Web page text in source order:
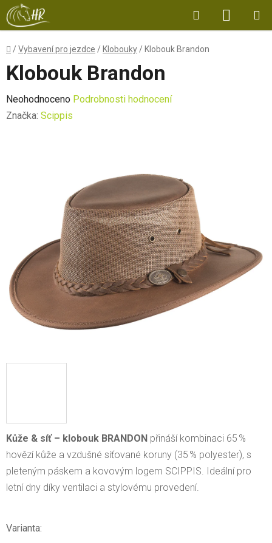
Přejít
na
obsah
Hledat
KOŠÍK
Domů
/Vybavení pro jezdce / Klobouky / Klobouk Brandon
Kůže & síť – klobouk BRANDON přináší kombinaci 65 %
hovězí kůže a vzdušné síťované koruny (35 % polyester), s
pleteným páskem a kovovým logem SCIPPIS. Ideální pro
letní dny díky ventilaci a stylovému provedení.
Varianta:
Klobouk Brandon
Průměrné
hodnocení
Neohodnoceno Podrobnosti hodnocení
Značka: Scippis